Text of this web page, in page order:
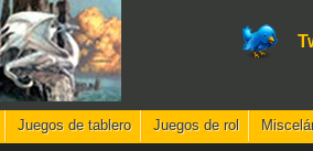
Juegos de tablero Juegos de rol